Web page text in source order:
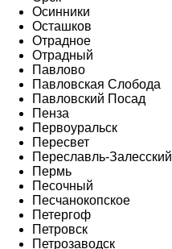
Осинники
Осташков
Отрадное
Отрадный
Павлово
Павловская Слобода
Павловский Посад
Пенза
Первоуральск
Пересвет
Переславль-Залесский
Пермь
Песочный
Песчанокопское
Петергоф
Петровск
Петрозаводск